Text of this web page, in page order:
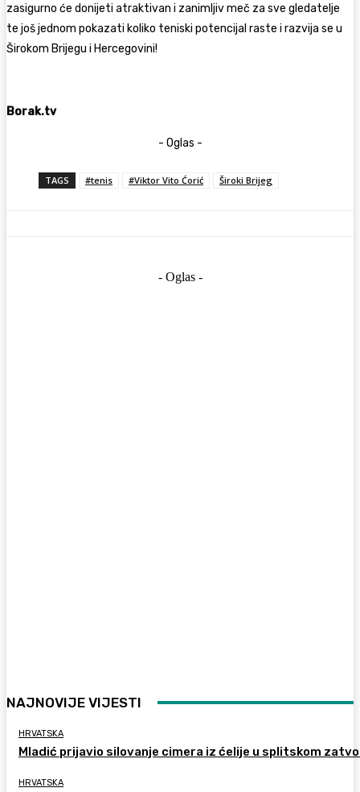
zasigurno će donijeti atraktivan i zanimljiv meč za sve gledatelje
te još jednom pokazati koliko teniski potencijal raste i razvija se u
Širokom Brijegu i Hercegovini!
Borak.tv
- Oglas -
TAGS #tenis #Viktor Vito Ćorić Široki Brijeg
- Oglas -
NAJNOVIJE VIJESTI
HRVATSKA
Mladić prijavio silovanje cimera iz ćelije u splitskom
HRVATSKA